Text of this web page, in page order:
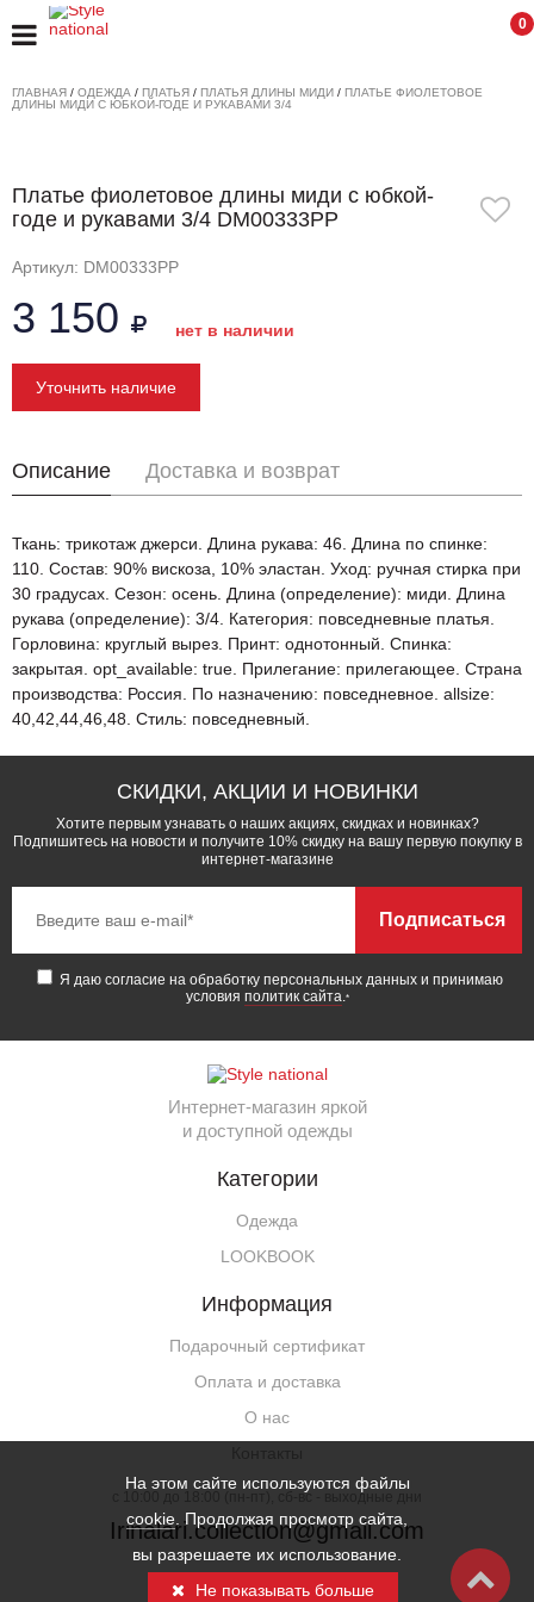
0
ГЛАВНАЯ / ОДЕЖДА / ПЛАТЬЯ / ПЛАТЬЯ ДЛИНЫ МИДИ / ПЛАТЬЕ ФИОЛЕТОВОЕ
ДЛИНЫ МИДИ С ЮБКОЙ-ГОДЕ И РУКАВАМИ 3/4
Платье фиолетовое длины миди с юбкой-
годе и рукавами 3/4 DM00333PP
Артикул: DM00333PP
3 150 нет в наличии
Уточнить наличие
Описание Доставка и возврат
Ткань: трикотаж джерси. Длина рукава: 46. Длина по спинке:
110. Состав: 90% вискоза, 10% эластан. Уход: ручная стирка при
30 градусах. Сезон: осень. Длина (определение): миди. Длина
рукава (определение): 3/4. Категория: повседневные платья.
Горловина: круглый вырез. Принт: однотонный. Спинка:
закрытая. opt_available: true. Прилегание: прилегающее. Страна
производства: Россия. По назначению: повседневное. allsize:
40,42,44,46,48. Стиль: повседневный.
СКИДКИ, АКЦИИ И НОВИНКИ
Хотите первым узнавать о наших акциях, скидках и новинках?
Подпишитесь на новости и получите 10% скидку на вашу первую покупку в
интернет-магазине
Я даю согласие на обработку персональных данных и принимаю
условия политик сайта.*
Подписаться
Интернет-магазин яркой
и доступной одежды
Категории
Одежда
LOOKBOOK
Информация
Подарочный сертификат
Оплата и доставка
О нас
c 10:00 до 18:00 (пн-пт), сб-вс - выходные дни
Irinalari.collection@gmail.com
© 2026 Все права защищены.
Политика конфиденциальности
На этом сайте используются файлы
cookie . Продолжая просмотр сайта,
вы разрешаете их использование.
Не показывать больше